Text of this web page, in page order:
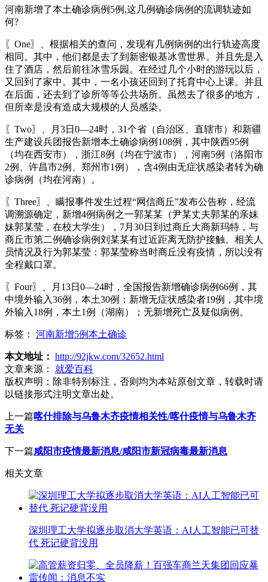
河南新增了本土确诊病例5例,这几例确诊病例的流调轨迹如
何?
〖One〗、根据相关的查问，发现有几例病例的出行轨迹高度
相同。其中，他们都是去了到新密银基冰雪世界。并且先是入
住了酒店，然后前往冰雪乐园。在经过几个小时的游玩以后，
又回到了家中。其中，一名小孩还回到了托育中心上课。并且
在后面，还去到了诊所等等公共场所。虽然去了很多的地方，
但所幸是没有造成大规模的人员感染。
〖Two〗、月3日0—24时，31个省（自治区、直辖市）和新疆
生产建设兵团报告新增本土确诊病例108例，其中陕西95例
（均在西安市），浙江8例（均在宁波市），河南5例（洛阳市
2例、许昌市2例、郑州市1例），含4例由无症状感染者转为确
诊病例（均在河南）。
〖Three〗、瞒报事件发生过程“网信商丘”发布公告称，经流
调溯源确定，新增4例病例之一郭某某（尹某丈夫郭某的亲妹
妹郭某莹，在校大学生），7月30日到过商丘大商新玛特，与
商丘市第二例确诊病例刘某某有过近距离无防护接触。相关人
员情况及行为郭某莹：郭某莹称当时商丘没有疫情，所以没有
全程戴口罩。
〖Four〗、月13日0—24时，全国报告新增确诊病例66例，其
中境外输入36例，本土30例；新增无症状感染者19例，其中境
外输入18例，本土1例（湖南）；无新增死亡及疑似病例。
标签： 河南新增5例本土确诊
本文地址： http://92jkw.com/32652.html
文章来源：
就爱百科
版权声明： 除非特别标注，否则均为本站原创文章，转载时请
以链接形式注明文章出处。
上一篇喀什排除与乌鲁木齐疫情相关性/喀什疫情与乌鲁木齐
无关
下一篇咸阳市疫情最新消息/咸阳市新冠病毒最新消息
相关文章
深圳理工大学拟逐步取消大学英语：AI人工智能已可替
代 死记硬背没用